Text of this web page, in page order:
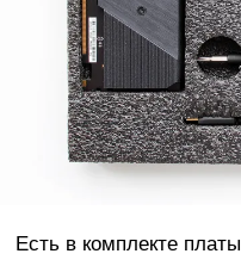
Есть в комплекте